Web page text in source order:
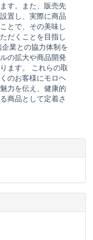
す。また、販売先
置し、実際に商品
とで、その美味し
だくことを目指し
業との協力体制を
の拡大や商品開発
ます。 これらの取
のお客様にモロヘ
力を伝え、健康的
商品として定着さ